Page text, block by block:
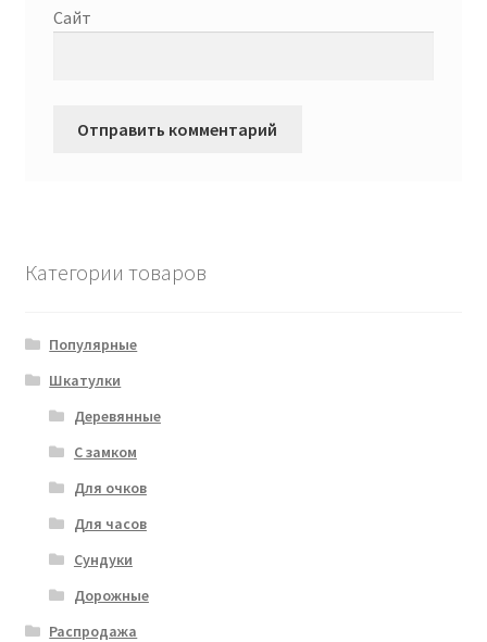
Сайт
Категории товаров
Популярные
Шкатулки
Деревянные
С замком
Для очков
Для часов
Сундуки
Дорожные
Распродажа